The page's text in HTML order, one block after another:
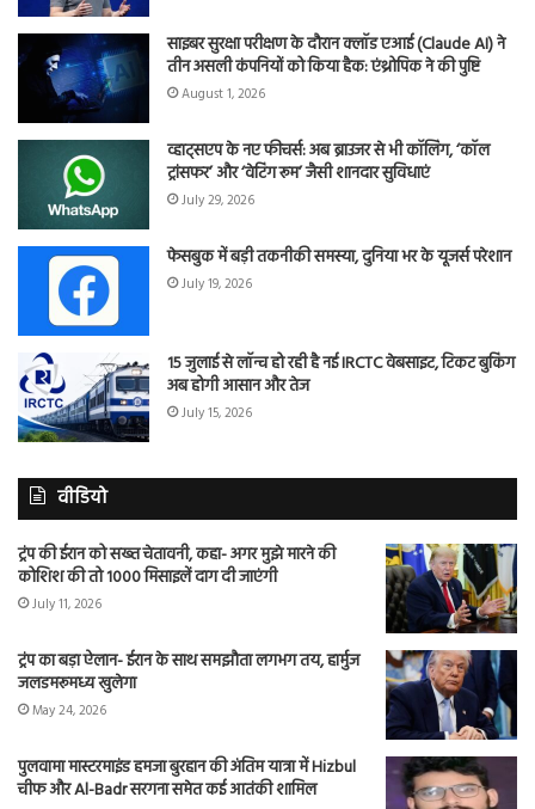
साइबर सुरक्षा परीक्षण के दौरान क्लॉड एआई (Claude AI) ने
तीन असली कंपनियों को किया हैक: एंथ्रोपिक ने की पुष्टि
August 1, 2026
व्हाट्सएप के नए फीचर्स: अब ब्राउजर से भी कॉलिंग, ‘कॉल
ट्रांसफर’ और ‘वेटिंग रूम’ जैसी शानदार सुविधाएं
July 29, 2026
फेसबुक में बड़ी तकनीकी समस्या, दुनिया भर के यूजर्स परेशान
July 19, 2026
15 जुलाई से लॉन्च हो रही है नई IRCTC वेबसाइट, टिकट बुकिंग
अब होगी आसान और तेज
July 15, 2026
वीडियो
ट्रंप की ईरान को सख्त चेतावनी, कहा- अगर मुझे मारने की
कोशिश की तो 1000 मिसाइलें दाग दी जाएंगी
July 11, 2026
ट्रंप का बड़ा ऐलान- ईरान के साथ समझौता लगभग तय, हार्मुज
जलडमरूमध्य खुलेगा
May 24, 2026
पुलवामा मास्टरमाइंड हमजा बुरहान की अंतिम यात्रा में Hizbul
चीफ और Al-Badr सरगना समेत कई आतंकी शामिल